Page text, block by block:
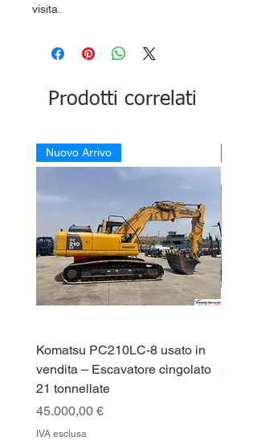
visita.
Prodotti correlati
Nuovo Arrivo
Komatsu PC210LC-8 usato in
vendita – Escavatore cingolato
21 tonnellate
Prezzo
45.000,00 €
IVA esclusa
Prezzo